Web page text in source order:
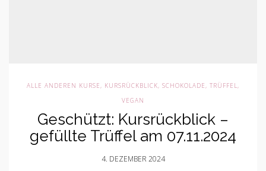
ALLE ANDEREN KURSE, KURSRÜCKBLICK, SCHOKOLADE, TRÜFFEL,
VEGAN
Geschützt: Kursrückblick –
gefüllte Trüffel am 07.11.2024
4. DEZEMBER 2024